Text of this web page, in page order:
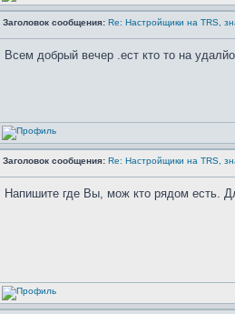
Заголовок сообщения: Re: Настройщики на TRS,
Всем добрый вечер .ест кто то на
Заголовок сообщения: Re: Настройщики на TRS,
Напишите где Вы, мож кто рядом есть.